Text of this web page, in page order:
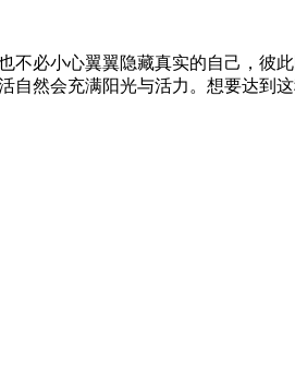
必小心翼翼隐藏真实的自己，彼
然会充满阳光与活力。想要达到